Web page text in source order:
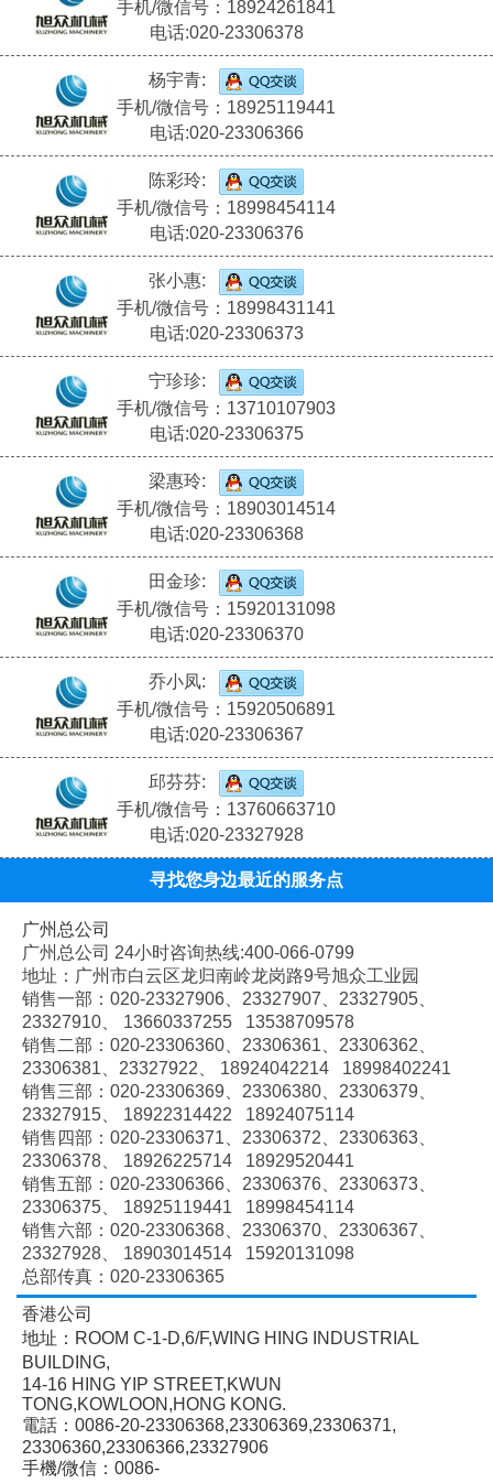
手机/微信号：18924261841
电话:020-23306378
杨宇青:
手机/微信号：18925119441
电话:020-23306366
陈彩玲:
手机/微信号：18998454114
电话:020-23306376
张小惠:
手机/微信号：18998431141
电话:020-23306373
宁珍珍:
手机/微信号：13710107903
电话:020-23306375
梁惠玲:
手机/微信号：18903014514
电话:020-23306368
田金珍:
手机/微信号：15920131098
电话:020-23306370
乔小凤:
手机/微信号：15920506891
电话:020-23306367
邱芬芬:
手机/微信号：13760663710
电话:020-23327928
寻找您身边最近的服务点
广州总公司
广州总公司 24小时咨询热线:400-066-0799
地址：广州市白云区龙归南岭龙岗路9号旭众工业园
销售一部：020-23327906、 23327907、 23327905、
23327910、
13660337255 13538709578
销售二部：020-23306360、 23306361、 23306362、
23306381、 23327922、
18924042214 18998402241
销售三部：020-23306369、 23306380、 23306379、
23327915、
18922314422 18924075114
销售四部：020-23306371、 23306372、 23306363、
23306378、
18926225714 18929520441
销售五部：020-23306366、 23306376、 23306373、
23306375、
18925119441 18998454114
销售六部：020-23306368、 23306370、 23306367、
23327928、
18903014514 15920131098
总部传真：020-23306365
香港公司
地址：ROOM C-1-D,6/F,WING HING INDUSTRIAL
BUILDING,
14-16 HING YIP STREET,KWUN
TONG,KOWLOON,HONG KONG.
電話：0086-20-23306368,23306369,23306371,
23306360,23306366,23327906
手機/微信：0086-